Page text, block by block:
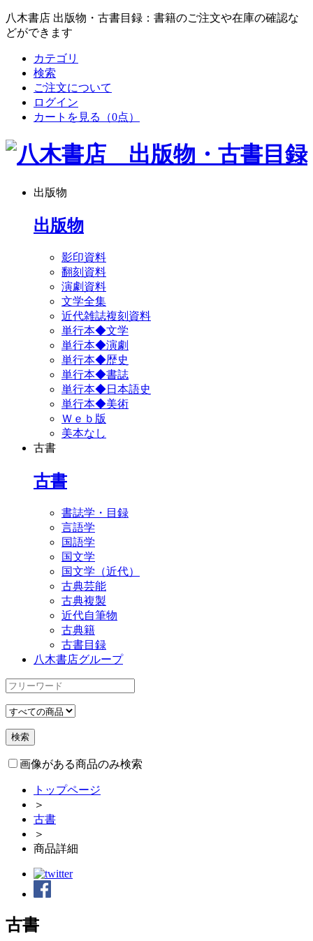
八木書店 出版物・古書目録：書籍のご注文や在庫の確認な
どができます
カテゴリ
検索
ご注文について
ログイン
カートを見る
（0点）
出版物
出版物
影印資料
翻刻資料
演劇資料
文学全集
近代雑誌複刻資料
単行本◆文学
単行本◆演劇
単行本◆歴史
単行本◆書誌
単行本◆日本語史
単行本◆美術
Ｗｅｂ版
美本なし
古書
古書
書誌学・目録
言語学
国語学
国文学
国文学（近代）
古典芸能
古典複製
近代自筆物
古典籍
古書目録
八木書店グループ
画像がある商品のみ検索
トップページ
＞
古書
＞
商品詳細
古書